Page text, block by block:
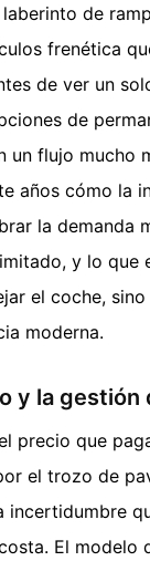
de
frenética
de ver un
de
un flujo mucho
años cómo la
la demanda
y lo que
el coche,
moderna.
y la gestión
precio que
el trozo de
incertidumbre
El modelo